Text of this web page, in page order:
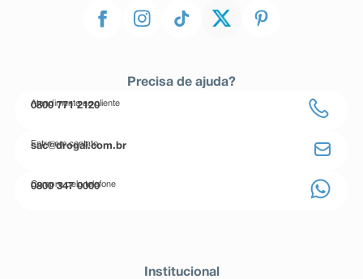
Precisa de ajuda?
Atendimento ao cliente
0800 771 2120
Entre em contato
sac@drogal.com.br
Compre pelo telefone
0800 347 0000
Institucional